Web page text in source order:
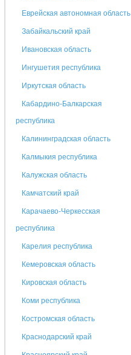
Еврейская автономная область
Забайкальский край
Ивановская область
Ингушетия республика
Иркутская область
Кабардино-Балкарская
республика
Калининградская область
Калмыкия республика
Калужская область
Камчатский край
Карачаево-Черкесская
республика
Карелия республика
Кемеровская область
Кировская область
Коми республика
Костромская область
Краснодарский край